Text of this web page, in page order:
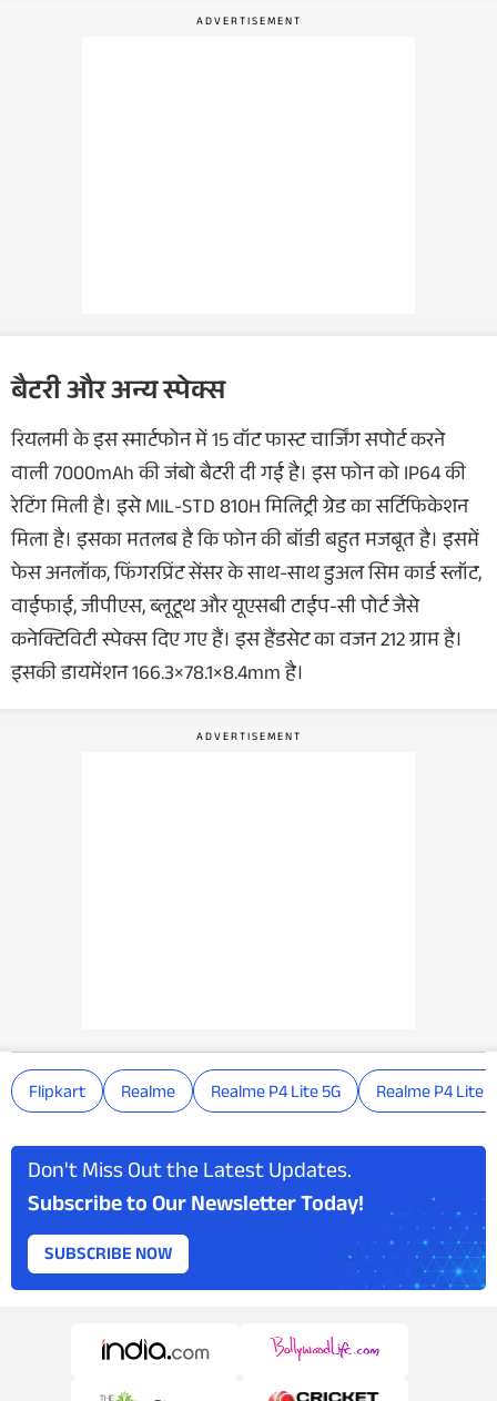
बैटरी और अन्य स्पेक्स
रियलमी के इस स्मार्टफोन में 15 वॉट फास्ट चार्जिंग सपोर्ट करने
वाली 7000mAh की जंबो बैटरी दी गई है। इस फोन को IP64 की
रेटिंग मिली है। इसे MIL-STD 810H मिलिट्री ग्रेड का सर्टिफिकेशन
मिला है। इसका मतलब है कि फोन की बॉडी बहुत मजबूत है। इसमें
फेस अनलॉक, फिंगरप्रिंट सेंसर के साथ-साथ डुअल सिम कार्ड स्लॉट,
वाईफाई, जीपीएस, ब्लूटूथ और यूएसबी टाईप-सी पोर्ट जैसे
कनेक्टिविटी स्पेक्स दिए गए हैं। इस हैंडसेट का वजन 212 ग्राम है।
इसकी डायमेंशन 166.3×78.1×8.4mm है।
Flipkart Realme Realme P4 Lite 5G Realme P4 Lite
Don't Miss Out the Latest Updates.
Subscribe to Our Newsletter Today!
SUBSCRIBE NOW